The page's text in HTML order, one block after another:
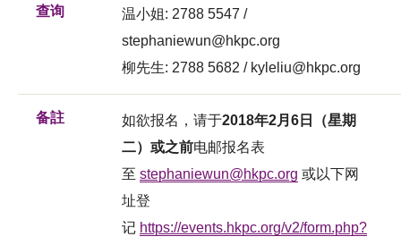
查询
温小姐: 2788 5547 /
stephaniewun@hkpc.org
柳先生: 2788 5682 / kyleliu@hkpc.org
备註 如欲报名，请于2018年2月6日（星期
二）或之前电邮报名表
至 stephaniewun@hkpc.org 或以下网
址登
记 https://events.hkpc.org/v2/form.php?